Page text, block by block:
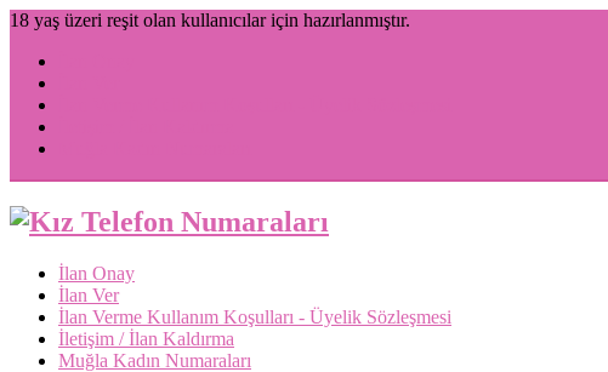
18 yaş üzeri reşit olan kullanıcılar için hazırlanmıştır.
İlan Onay
İlan Ver
İlan Verme Kullanım Koşulları - Üyelik Sözleşmesi
İletişim / İlan Kaldırma
Muğla Kadın Numaraları